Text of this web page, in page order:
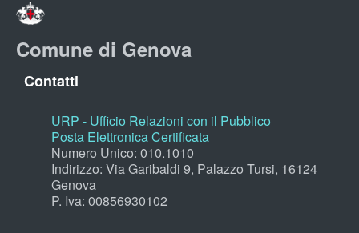
Comune di Genova
Contatti
URP - Ufficio Relazioni con il Pubblico
Posta Elettronica Certificata
Numero Unico: 010.1010
Indirizzo: Via Garibaldi 9, Palazzo Tursi, 16124
Genova
P. Iva: 00856930102